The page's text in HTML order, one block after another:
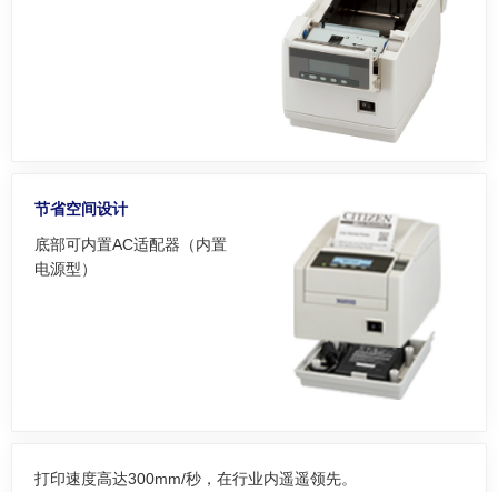
节省空间设计
底部可内置AC适配器（内置
电源型）
打印速度高达300mm/秒，在行业内遥遥领先。